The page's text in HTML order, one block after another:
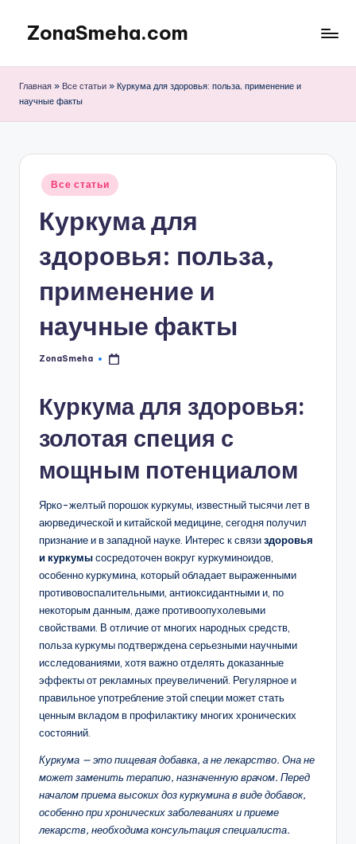
Перейти
содержимому
ZonaSmeha.com
Правильное
Главная » Все статьи » Куркума для здоровья: польза, применение и
научные факты
Опубликовано
Все статьи
Куркума для
здоровья: польза,
применение и
научные факты
Запись
ZonaSmeha
Куркума для здоровья:
золотая специя с
мощным потенциалом
Ярко-желтый порошок куркумы, известный тысячи лет в
аюрведической и китайской медицине, сегодня получил
признание и в западной науке. Интерес к связиздоровья
и куркумысосредоточен вокруг куркуминоидов,
особенно куркумина, который обладает выраженными
противовоспалительными, антиоксидантными и, по
некоторым данным, даже противоопухолевыми
свойствами. В отличие от многих народных средств,
польза куркумы подтверждена серьезными научными
исследованиями, хотя важно отделять доказанные
эффекты от рекламных преувеличений. Регулярное и
правильное употребление этой специи может стать
ценным вкладом в профилактику многих хронических
состояний.
Куркума — это пищевая добавка, а не лекарство. Она не
может заменить терапию, назначенную врачом. Перед
началом приема высоких доз куркумина в виде добавок,
особенно при хронических заболеваниях и приеме
лекарств, необходима консультация специалиста.